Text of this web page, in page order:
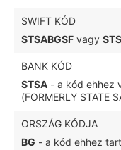
SWIFT KÓD
STSABGSF vagy
BANK KÓD
STSA - a kód ehhez
(FORMERLY STATE
ORSZÁG KÓDJA
BG - a kód ehhez